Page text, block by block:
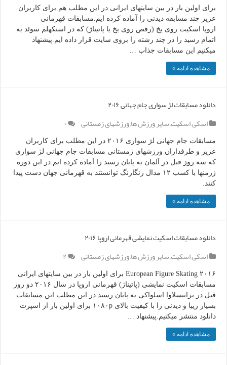
برای اولین بار در بین سایتهای ایرانی در این مطلب هم برای کاربران
عزیز چند مسابقه دیدنی را آماده کرده ایم.مسابقات قهرمانی
اروپا اسکیت روی یخ (رقص روی یخ یا پاتیناژ) که در استکهلم سوئد به
اتمام رسید را در چند رشته را بروی سایت قرار داده ایم.پیشنهاد
میکنیم این مسابقات جذاب …
مشاهده ادامه »
دانلود مسابقات لژ سواری جام جهانی ۲۰۱۶
اسکی,اسکیت,سایر ورزش ها,ورزشهای زمستانی ۰
مسابقات جام جهانی لژ سواری ۲۰۱۶ در این مطلب برای کاربران
عزیز و طرفداران ورزشهای زمستانی مسابقات جام جهانی لژ سواری
که سه روز قبل در آلمان به پایان رسید را آماده کرده ایم.در این دوره
ژرمنها با کسب ۱۲ مدال رنگارنگ توانستند به قهرمانی جهان دست پیدا
کنند.
مشاهده ادامه »
دانلود مسابقات اسکیت نمایشی قهرمانی اروپا ۲۰۱۶
اسکی,اسکیت,سایر ورزش ها,ورزشهای زمستانی ۲
۲۰۱۶ European Figure Skating برای اولین بار در بین سایتهای ایرانی
مسابقات اسکیت نمایشی (پاتیناژ) قهرمانی اروپا در سال ۲۰۱۶ دو روز
قبل در براتیسلاوا اسلواکی به پایان رسید.در این مطلب این مسابقات
بسیار زیبا و دیدنی را با کیفیت بالای ۱۰۸۰p برای اولین بار از اسپرت
دانلود منتشر میکنیم.پیشنهاد …
مشاهده ادامه »